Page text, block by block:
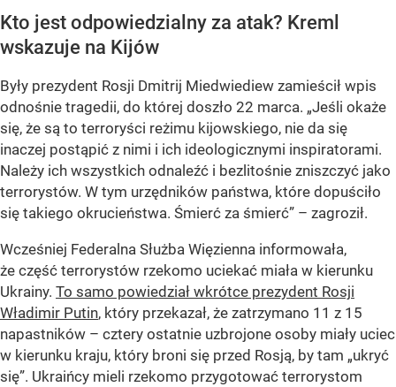
Kto jest odpowiedzialny za atak? Kreml
wskazuje na Kijów
Były prezydent Rosji Dmitrij Miedwiediew zamieścił wpis
odnośnie tragedii, do której doszło 22 marca. „Jeśli okaże
się, że są to terroryści reżimu kijowskiego, nie da się
inaczej postąpić z nimi i ich ideologicznymi inspiratorami.
Należy ich wszystkich odnaleźć i bezlitośnie zniszczyć jako
terrorystów. W tym urzędników państwa, które dopuściło
się takiego okrucieństwa. Śmierć za śmierć” – zagroził.
Wcześniej Federalna Służba Więzienna informowała,
że część terrorystów rzekomo uciekać miała w kierunku
Ukrainy. To samo powiedział wkrótce prezydent Rosji
Władimir Putin, który przekazał, że zatrzymano 11 z 15
napastników – cztery ostatnie uzbrojone osoby miały uciec
w kierunku kraju, który broni się przed Rosją, by tam „ukryć
się”. Ukraińcy mieli rzekomo przygotować terrorystom